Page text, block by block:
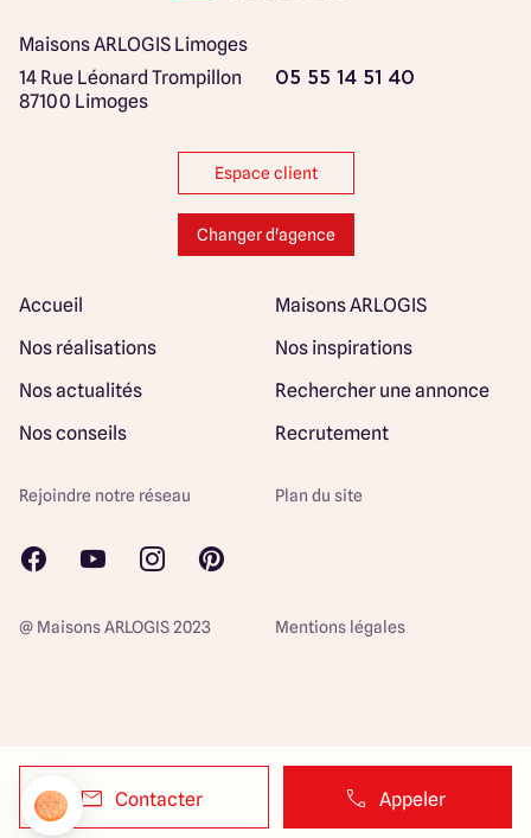
Maisons ARLOGIS Limoges
14 Rue Léonard Trompillon
87100 Limoges
05 55 14 51 40
Espace client
Changer d'agence
Accueil
Maisons ARLOGIS
Nos réalisations
Nos inspirations
Nos actualités
Rechercher une annonce
Nos conseils
Recrutement
Mentions légales
Rejoindre notre réseau Plan du site
@ Maisons ARLOGIS 2023
Contacter Appeler